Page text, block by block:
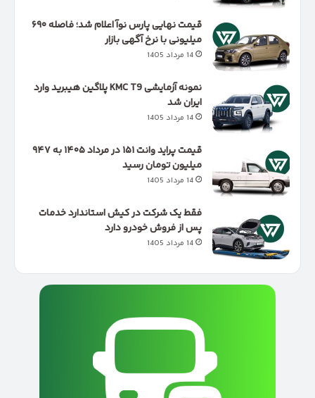
قیمت نهایی پارس نوآ اعلام شد؛ فاصله ۶۹۰
میلیونی با نرخ آگهی بازار
14 مرداد 1405
نمونه آزمایشی KMC T9 پلاگین هیبرید وارد
ایران شد
14 مرداد 1405
قیمت پراید وانت ۱۵۱ در مرداد ۱۴۰۵ به ۹۴۷
میلیون تومان رسید
14 مرداد 1405
فقط یک شرکت در کیش استاندارد خدمات
پس از فروش خودرو دارد
14 مرداد 1405